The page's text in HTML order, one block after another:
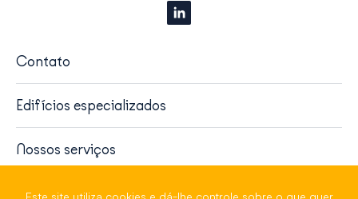
Contato
Edifícios especializados
Nossos serviços
Sobre nós
Este site utiliza cookies e dá-lhe controle sobre o que quer